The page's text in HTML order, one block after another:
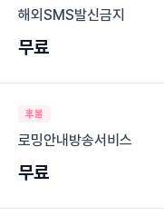
해외SMS발신금지
무료
후불
로밍안내방송서비스
무료